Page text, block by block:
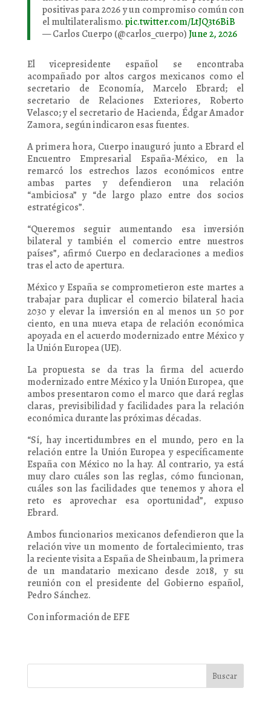
positivas para 2026 y un compromiso común con
el multilateralismo.pic.twitter.com/LtJQ3t6BiB
— Carlos Cuerpo (@carlos_cuerpo)June 2, 2026
El vicepresidente español se encontraba
acompañado por altos cargos mexicanos como el
secretario de Economía, Marcelo Ebrard; el
secretario de Relaciones Exteriores, Roberto
Velasco; y el secretario de Hacienda, Édgar Amador
Zamora, según indicaron esas fuentes.
A primera hora, Cuerpo inauguró junto a Ebrard el
Encuentro Empresarial España-México, en la
remarcó los estrechos lazos económicos entre
ambas partes y defendieron una relación
“ambiciosa” y “de largo plazo entre dos socios
estratégicos”.
“Queremos seguir aumentando esa inversión
bilateral y también el comercio entre nuestros
países”, afirmó Cuerpo en declaraciones a medios
tras el acto de apertura.
México y España se comprometieron este martes a
trabajar para duplicar el comercio bilateral hacia
2030 y elevar la inversión en al menos un 50 por
ciento, en una nueva etapa de relación económica
apoyada en el acuerdo modernizado entre México y
la Unión Europea (UE).
La propuesta se da tras la firma del acuerdo
modernizado entre México y la Unión Europea, que
ambos presentaron como el marco que dará reglas
claras, previsibilidad y facilidades para la relación
económica durante las próximas décadas.
“Sí, hay incertidumbres en el mundo, pero en la
relación entre la Unión Europea y específicamente
España con México no la hay. Al contrario, ya está
muy claro cuáles son las reglas, cómo funcionan,
cuáles son las facilidades que tenemos y ahora el
reto es aprovechar esa oportunidad”, expuso
Ebrard.
Ambos funcionarios mexicanos defendieron que la
relación vive un momento de fortalecimiento, tras
la reciente visita a España de Sheinbaum, la primera
de un mandatario mexicano desde 2018, y su
reunión con el presidente del Gobierno español,
Pedro Sánchez.
Con información de EFE